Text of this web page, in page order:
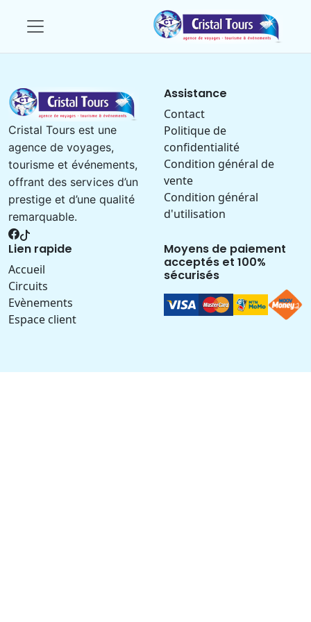
Cristal Tours est une
agence de voyages,
tourisme et événements,
offrant des services d’un
prestige et d’une qualité
remarquable.
Assistance
Contact
Politique de
confidentialité
Condition général de
vente
Condition général
d'utilisation
Lien rapide
Accueil
Circuits
Evènements
Espace client
Moyens de paiement
acceptés et 100%
sécurisés